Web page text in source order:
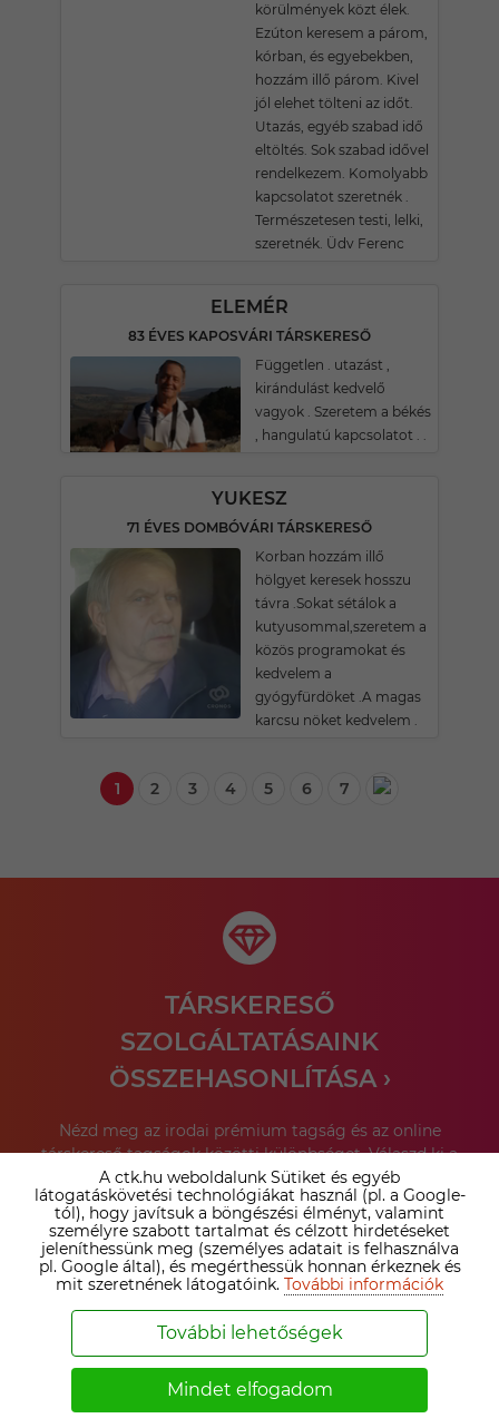
körülmények közt élek.
Ezúton keresem a párom,
kórban, és egyebekben,
hozzám illő párom. Kivel
jól elehet tölteni az időt.
Utazás, egyéb szabad idő
eltöltés. Sok szabad idővel
rendelkezem. Komolyabb
kapcsolatot szeretnék .
Természetesen testi, lelki,
szeretnék. Üdv Ferenc
ELEMÉR
83 ÉVES KAPOSVÁRI TÁRSKERESŐ
Független . utazást ,
kirándulást kedvelő
vagyok . Szeretem a békés
, hangulatú kapcsolatot . .
YUKESZ
71 ÉVES DOMBÓVÁRI TÁRSKERESŐ
Korban hozzám illő
hölgyet keresek hosszu
távra .Sokat sétálok a
kutyusommal,szeretem a
közös programokat és
kedvelem a
gyógyfürdöket .A magas
karcsu nöket kedvelem .
1 2 3 4 5 6 7
TÁRSKERESŐ
SZOLGÁLTATÁSAINK
ÖSSZEHASONLÍTÁSA ›
Nézd meg az irodai prémium tagság és az online
társkereső tagságok közötti különbséget. Válaszd ki a
számodra legelőnyösebb megoldást!
Bővebben ›
SZEMÉLYESEN IS SEGÍTÜNK A
PÁRVÁLASZTÁSBAN!
A ctk.hu weboldalunk Sütiket és egyéb
látogatáskövetési technológiákat használ (pl. a Google-
tól), hogy javítsuk a böngészési élményt, valamint
személyre szabott tartalmat és célzott hirdetéseket
jeleníthessünk meg (személyes adatait is felhasználva
pl. Google által), és megérthessük honnan érkeznek és
mit szeretnének látogatóink. További információk
További lehetőségek
Mindet elfogadom